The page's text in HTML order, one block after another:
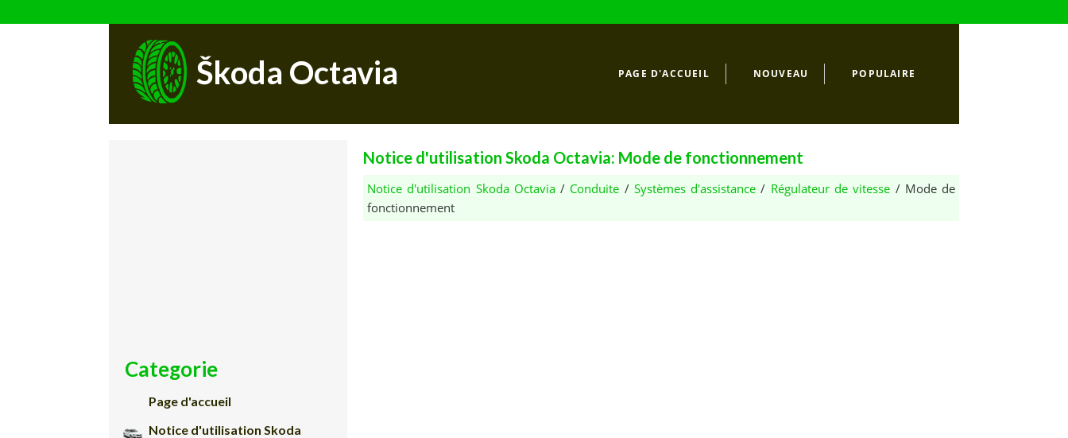
Škoda Octavia PAGE D'ACCUEIL NOUVEAU POPULAIRE
Notice d'utilisation Skoda Octavia: Mode de fonctionnement
Notice d'utilisation Skoda Octavia/ Conduite / Systèmes d'assistance / Régulateur de vitesse / Mode de
fonctionnement
Categorie
Page d'accueil
Notice d'utilisation Skoda